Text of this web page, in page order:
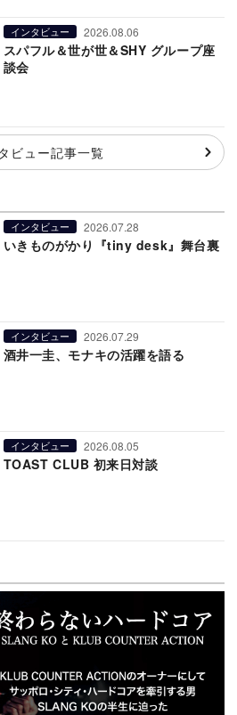
インタビュー 2026.08.06
スパフル＆世が世＆SHY グループ座
談会
ビュー記事一覧
インタビュー 2026.07.28
いきものがかり『tiny desk』舞台裏
インタビュー 2026.07.29
酒井一圭、モナキの活躍を語る
インタビュー 2026.08.05
TOAST CLUB 初来日対談